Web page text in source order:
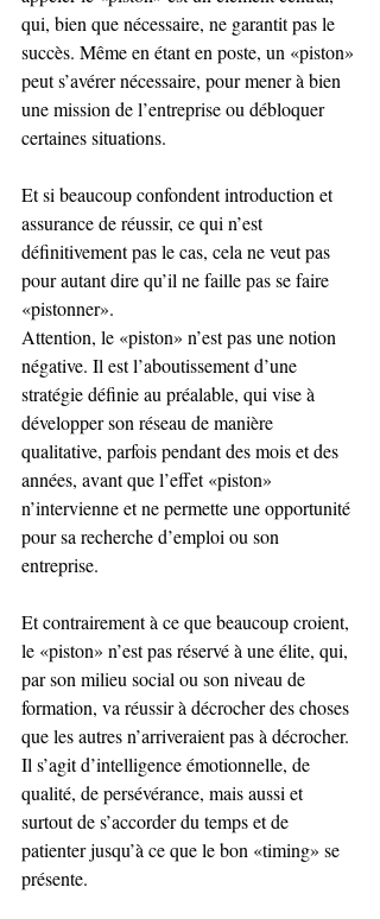
qui, bien que nécessaire, ne garantit pas le
succès. Même en étant en poste, un «piston»
peut s’avérer nécessaire, pour mener à bien
une mission de l’entreprise ou débloquer
certaines situations.
Et si beaucoup confondent introduction et
assurance de réussir, ce qui n’est
définitivement pas le cas, cela ne veut pas
pour autant dire qu’il ne faille pas se faire
«pistonner».
Attention, le «piston» n’est pas une notion
négative. Il est l’aboutissement d’une
stratégie définie au préalable, qui vise à
développer son réseau de manière
qualitative, parfois pendant des mois et des
années, avant que l’effet «piston»
n’intervienne et ne permette une opportunité
pour sa recherche d’emploi ou son
entreprise.
Et contrairement à ce que beaucoup croient,
le «piston» n’est pas réservé à une élite, qui,
par son milieu social ou son niveau de
formation, va réussir à décrocher des choses
que les autres n’arriveraient pas à décrocher.
Il s’agit d’intelligence émotionnelle, de
qualité, de persévérance, mais aussi et
surtout de s’accorder du temps et de
patienter jusqu’à ce que le bon «timing» se
présente.